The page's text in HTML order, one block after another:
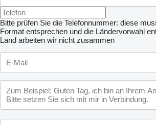
Bitte prüfen Sie die Telefonnummer: diese
Format entsprechen und die Ländervorwahl
Land arbeiten wir nicht zusammen